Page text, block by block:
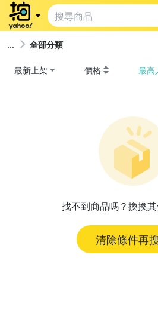
全部分類
最新上架 價格 最高
找不到商品嗎？換換其
清除條件再